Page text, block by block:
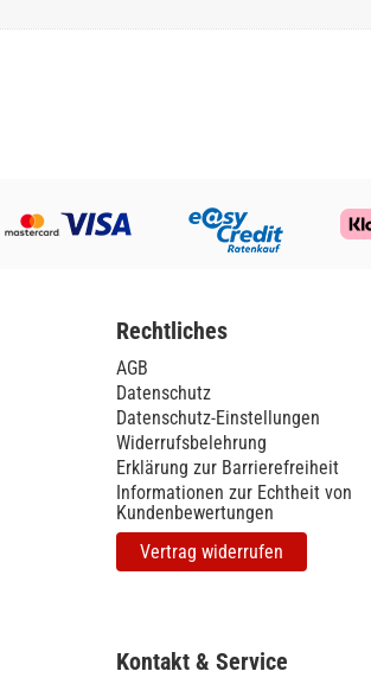
Rechtliches
AGB
Datenschutz
Datenschutz-Einstellungen
Widerrufsbelehrung
Erklärung zur Barrierefreiheit
Informationen zur Echtheit von
Kundenbewertungen
Vertrag widerrufen
Kontakt & Service